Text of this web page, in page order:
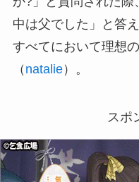
中は父でした」と答
すべてにおいて理想
（ natalie）。
スポ